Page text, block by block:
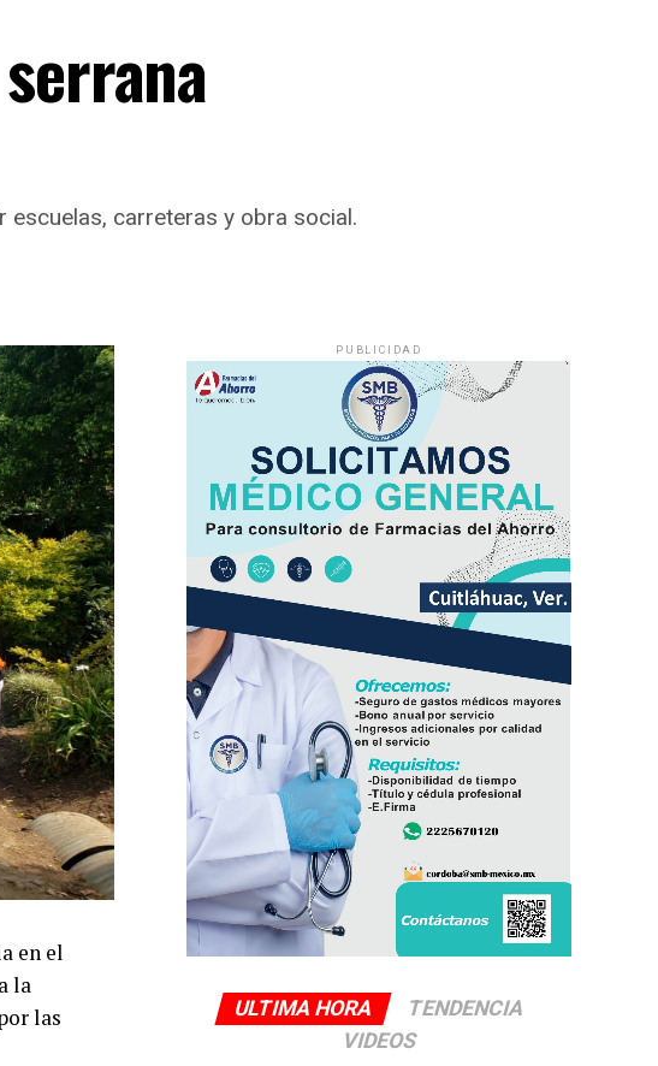
carreteras y obra social.
en el
la
las
PUBLICIDAD
ULTIMA HORA
TENDENCIA
VIDEOS